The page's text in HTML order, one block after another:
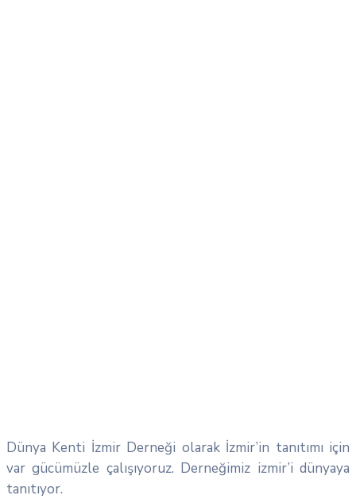
Dünya Kenti İzmir Derneği olarak İzmir’in tanıtımı için
var gücümüzle çalışıyoruz. Derneğimiz izmir’i dünyaya
tanıtıyor.